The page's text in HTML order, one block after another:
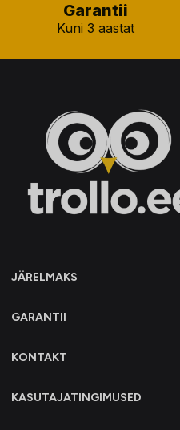
Garantii
Kuni 3 aastat
JÄRELMAKS
GARANTII
KONTAKT
KASUTAJATINGIMUSED